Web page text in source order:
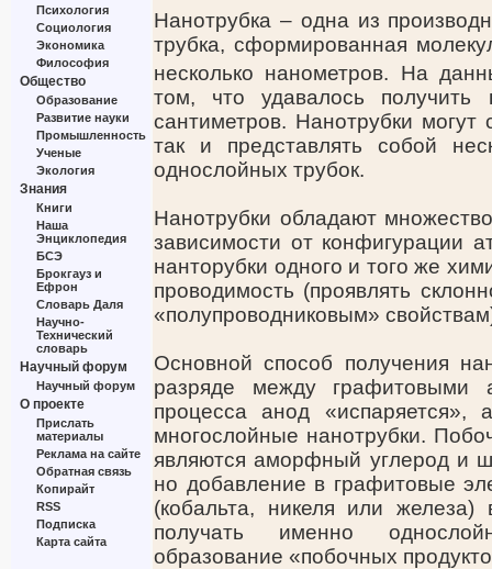
Психология
Социология
Экономика
Философия
Общество
Образование
Развитие науки
Промышленность
Ученые
Экология
Знания
Книги
Наша
Энциклопедия
БСЭ
Брокгауз и
Ефрон
Словарь Даля
Научно-
Технический
словарь
Научный форум
Научный форум
О проекте
Прислать
материалы
Реклама на сайте
Обратная связь
Копирайт
RSS
Подписка
Карта сайта
Нанотрубка – одна из
трубка, сформированная
несколько нанометров. На
том, что удавалось получить
сантиметров. Нанотрубки могут
так и представлять собой
однослойных трубок.
Нанотрубки обладают
зависимости от конфигурации
нанторубки одного и того же
проводимость (проявлять
«полупроводниковым»
Основной способ получения
разряде между
процесса анод «испаряется»,
многослойные нанотрубки.
являются аморфный углерод и
но добавление в графитовые
(кобальта, никеля или железа)
получать именно
образование «побочных